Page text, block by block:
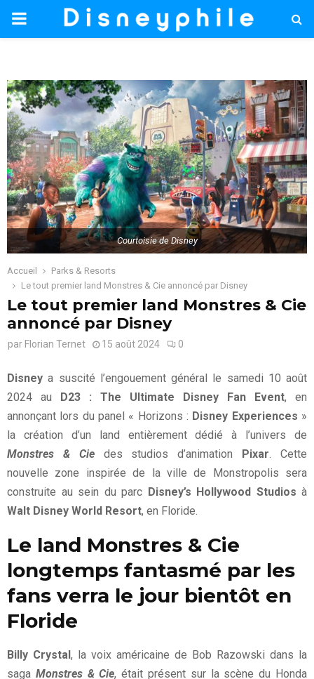
PRIMARY
Courtoisie de Disney
Accueil
Parks & Resorts
Le tout premier land Monstres & Cie annoncé par Disney
Le tout premier land Monstres & Cie
annoncé par Disney
par Florian Ternet 15 août 2024 0
Disney a suscité l’engouement général le samedi 10 août
2024 au D23 : The Ultimate Disney Fan Event, en
annonçant lors du panel « Horizons : Disney Experiences »
la création d’un land entièrement dédié à l’univers de
Monstres & Ciedes studios d’animation Pixar . Cette
nouvelle zone inspirée de la ville de Monstropolis sera
construite au sein du parc Disney’s Hollywood Studios à
Walt Disney World Resort, en Floride.
Le land Monstres & Cie
longtemps fantasmé par les
fans verra le jour bientôt en
Floride
Billy Crystal, la voix américaine de Bob Razowski dans la
saga Monstres & Cie, était présent sur la scène du Honda